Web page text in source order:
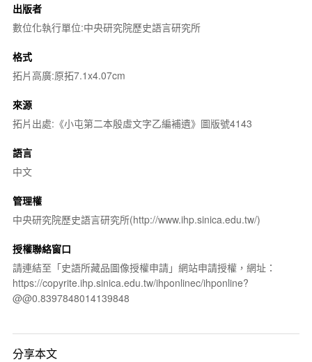
出版者
數位化執行單位:中央研究院歷史語言研究所
格式
拓片高廣:原拓7.1x4.07cm
來源
拓片出處:《小屯第二本殷虛文字乙編補遺》圖版號4143
語言
中文
管理權
中央研究院歷史語言研究所(http://www.ihp.sinica.edu.tw/)
授權聯絡窗口
請連結至「史語所藏品圖像授權申請」網站申請授權，網址：
https://copyrite.ihp.sinica.edu.tw/ihponlinec/ihponline?
@@0.8397848014139848
分享本文